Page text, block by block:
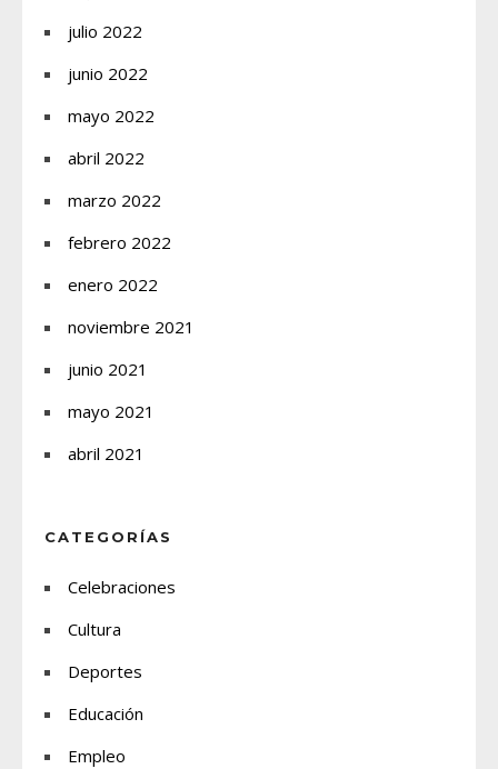
julio 2022
junio 2022
mayo 2022
abril 2022
marzo 2022
febrero 2022
enero 2022
noviembre 2021
junio 2021
mayo 2021
abril 2021
CATEGORÍAS
Celebraciones
Cultura
Deportes
Educación
Empleo